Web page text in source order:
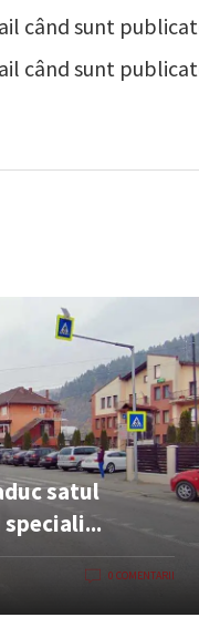
când sunt
când sunt
satul
0 COMENTARII